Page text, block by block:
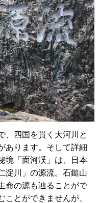
、四国を貫く大河川と
あります。そして詳細
境「面河渓」は、日本
淀川」の源流。石鎚山
命の源も辿ることがで
ことができませんが、